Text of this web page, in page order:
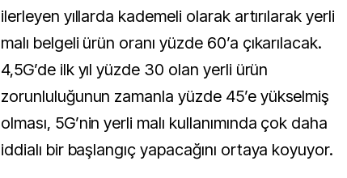
ilerleyen yıllarda kademeli olarak artırılarak yerli
malı belgeli ürün oranı yüzde 60’a çıkarılacak.
4,5G’de ilk yıl yüzde 30 olan yerli ürün
zorunluluğunun zamanla yüzde 45’e yükselmiş
olması, 5G’nin yerli malı kullanımında çok daha
iddialı bir başlangıç yapacağını ortaya koyuyor.